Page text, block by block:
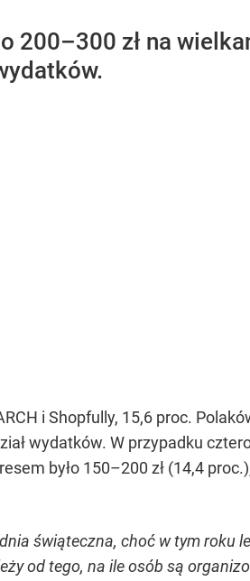
200–300 zł na
i Shopfully, 15,6 proc.
wydatków. W przypadku
było 150–200 zł (14,4
świąteczna, choć w tym roku
od tego, na ile osób są